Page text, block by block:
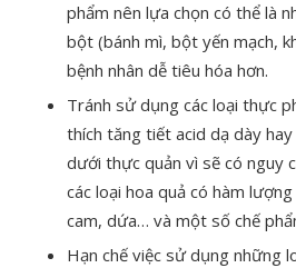
phẩm nên lựa chọn có thể là
bột (bánh mì, bột yến mạch,
bệnh nhân dễ tiêu hóa hơn.
Tránh sử dụng các loại thực
thích tăng tiết acid dạ dày
dưới thực quản vì sẽ có nguy
các loại hoa quả có hàm
cam, dứa… và một số chế
Hạn chế việc sử dụng những